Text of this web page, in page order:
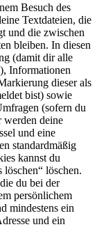
Besuch des
Textdateien, die
und die zwischen
bleiben. In diesen
(damit dir alle
Informationen
dieser als
bist) sowie
(sofern du
werden deine
und eine
standardmäßig
kannst du
löschen.
du bei der
persönlichem
mindestens ein
und ein